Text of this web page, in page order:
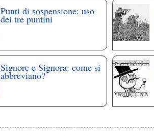
Punti di sospensione: uso
dei tre puntini
Signore e Signora: come si
abbreviano?